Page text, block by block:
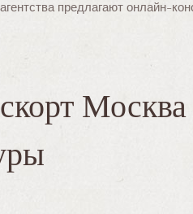
предлагают онлайн-
Москва